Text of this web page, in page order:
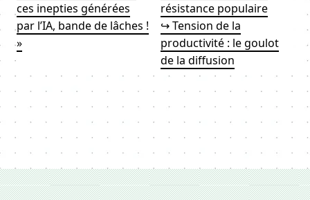
ces inepties générées
par l’IA, bande de lâches !
»
résistance populaire
↪ Tension de la
productivité : le goulot
de la diffusion